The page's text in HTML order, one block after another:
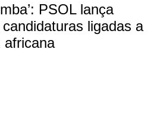
PSOL lança
ligadas a
africana